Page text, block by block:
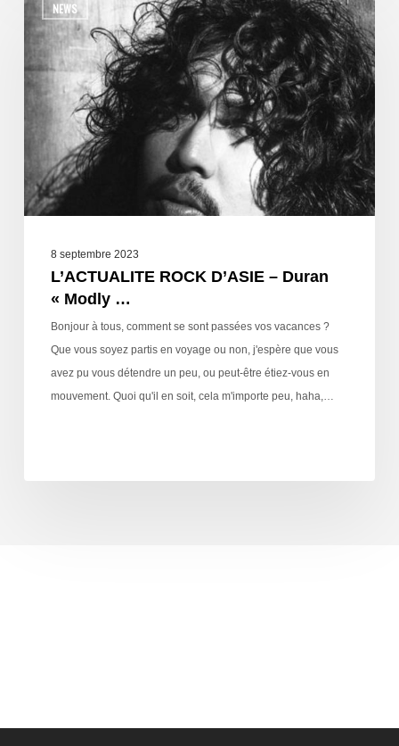
NEWS
8 septembre 2023
L’ACTUALITE ROCK D’ASIE – Duran
« Modly …
Bonjour à tous, comment se sont passées vos vacances ?
Que vous soyez partis en voyage ou non, j'espère que vous
avez pu vous détendre un peu, ou peut-être étiez-vous en
mouvement. Quoi qu'il en soit, cela m'importe peu, haha,…